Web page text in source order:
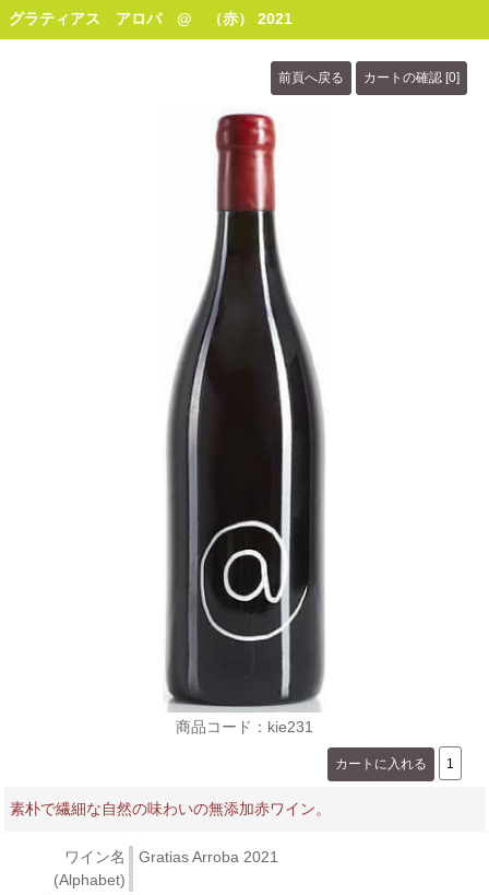
グラティアス アロバ @ （赤） 2021
商品コード：kie231
素朴で繊細な自然の味わいの無添加赤ワイン。
ワイン名
(Alphabet)
Gratias Arroba 2021